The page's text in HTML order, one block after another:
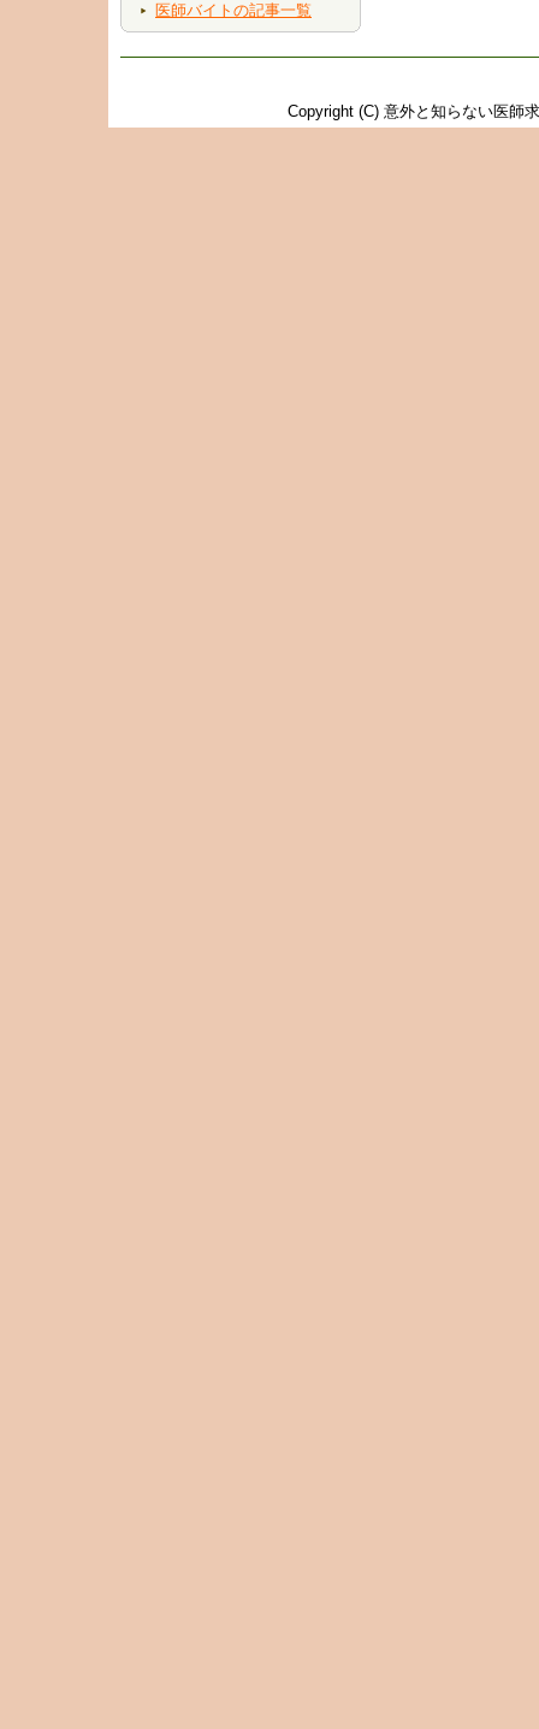
医師バイトの記事一覧
Copyright (C) 意外と知らない医師